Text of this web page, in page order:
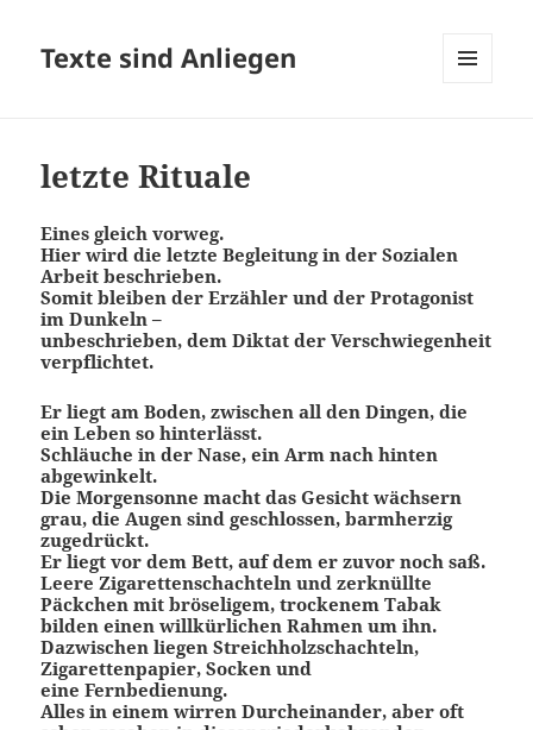
Texte sind Anliegen
letzte Rituale
Eines gleich vorweg.
Hier wird die letzte Begleitung in der Sozialen
Arbeit beschrieben.
Somit bleiben der Erzähler und der Protagonist
im Dunkeln –
unbeschrieben, dem Diktat der Verschwiegenheit
verpflichtet.
Er liegt am Boden, zwischen all den Dingen, die
ein Leben so hinterlässt.
Schläuche in der Nase, ein Arm nach hinten
abgewinkelt.
Die Morgensonne macht das Gesicht wächsern
grau, die Augen sind geschlossen, barmherzig
zugedrückt.
Er liegt vor dem Bett, auf dem er zuvor noch saß.
Leere Zigarettenschachteln und zerknüllte
Päckchen mit bröseligem, trockenem Tabak
bilden einen willkürlichen Rahmen um ihn.
Dazwischen liegen Streichholzschachteln,
Zigarettenpapier, Socken und
eine Fernbedienung.
Alles in einem wirren Durcheinander, aber oft